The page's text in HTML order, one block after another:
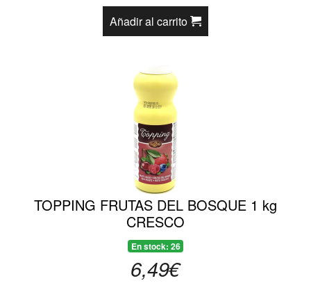
Añadir al carrito
TOPPING FRUTAS DEL BOSQUE 1 kg
CRESCO
En stock: 26
6,49€